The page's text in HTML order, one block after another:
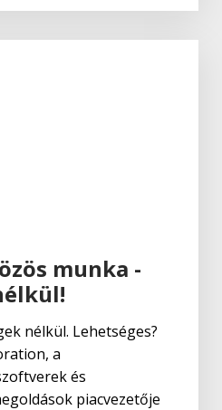
munka -
nélkül. Lehetséges?
a
és
piacvezetője